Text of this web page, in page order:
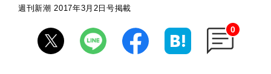
週刊新潮 2017年3月2日号掲載
0